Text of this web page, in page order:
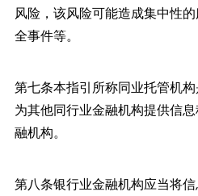
风险，该风险可能造成集中性
全事件等。
第七条本指引所称同业托管机
为其他同行业金融机构提供信
融机构。
第八条银行业金融机构应当将